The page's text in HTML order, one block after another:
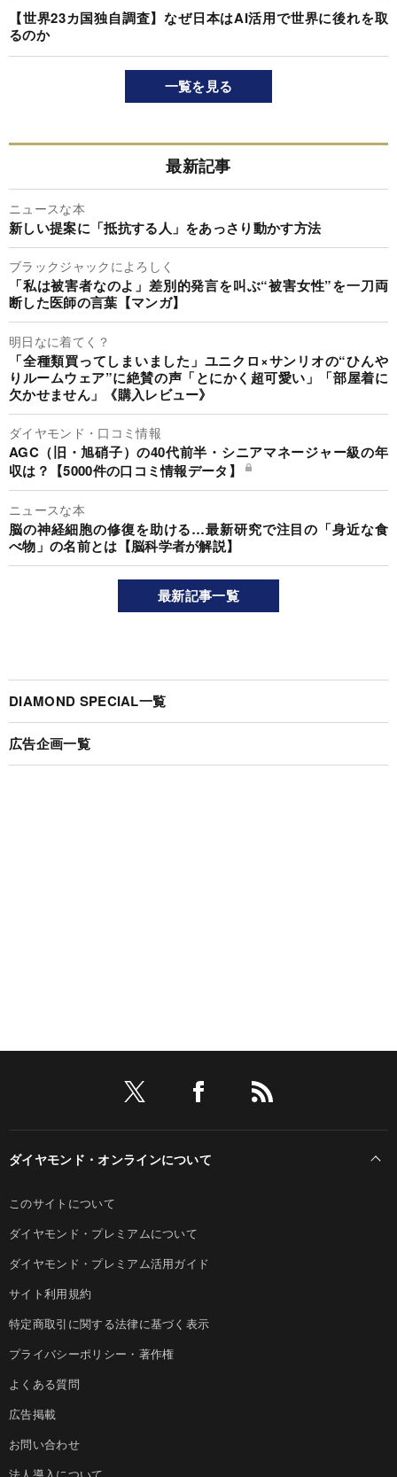
【世界23カ国独自調査】なぜ日本はAI活用で世界に後れを取
るのか
一覧を見る
最新記事
ニュースな本
新しい提案に「抵抗する人」をあっさり動かす方法
ブラックジャックによろしく
「私は被害者なのよ」差別的発言を叫ぶ“被害女性”を一刀両
断した医師の言葉【マンガ】
明日なに着てく？
「全種類買ってしまいました」ユニクロ×サンリオの“ひんや
りルームウェア”に絶賛の声「とにかく超可愛い」「部屋着に
欠かせません」《購入レビュー》
ダイヤモンド・口コミ情報
AGC（旧・旭硝子）の40代前半・シニアマネージャー級の年
収は？【5000件の口コミ情報データ】
ニュースな本
脳の神経細胞の修復を助ける…最新研究で注目の「身近な食
べ物」の名前とは【脳科学者が解説】
最新記事一覧
DIAMOND SPECIAL一覧
広告企画一覧
ダイヤモンド・オンラインについて
このサイトについて
ダイヤモンド・プレミアムについて
ダイヤモンド・プレミアム活用ガイド
サイト利用規約
特定商取引に関する法律に基づく表示
プライバシーポリシー・著作権
よくある質問
広告掲載
お問い合わせ
法人導入について